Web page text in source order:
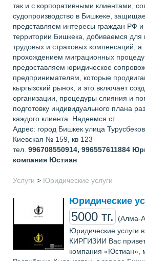
так и c корпоративными клиентами,
судопроизводство в Бишкеке,
представляем интересы граждан РФ
территории Бишкека, добиваемся для
трудовых и страховых компенсаций, а
прохождением миграционных
предоставляем юридическое
предпринимателям, которые
кыргызский рынок, и это включает
организации, процедуры слияния и
подготовку индивидуального плана
каждого клиента. Надеемся ст ...
Адрес: город Бишкек улица
Киевская № 159, кв 123
тел. 996708550914, 996557611884
компания Юстиан
Услуги > Юридические услуги
Юридические
5000 тг. (Алма-
Юридические услуги
КИРГИЗИИ Вас
компания «Юстиан»,